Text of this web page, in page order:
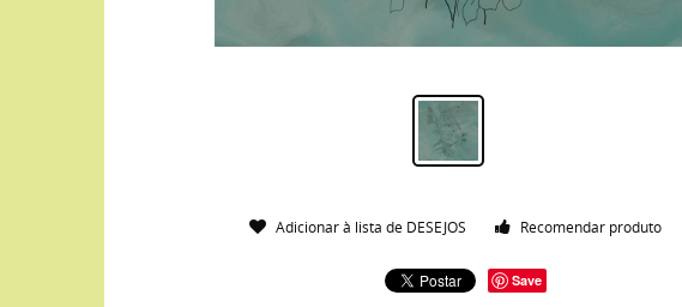
Adicionar à lista de DESEJOS Recomendar produto
Save